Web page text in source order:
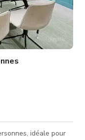
idéale pour